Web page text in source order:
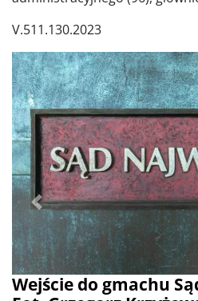
V.511.130.2023
Wejście do gmachu
Poprzednie